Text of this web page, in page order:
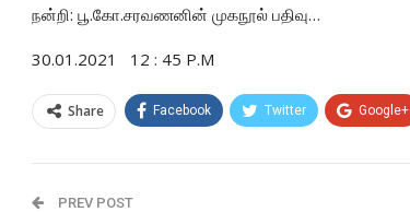
நன்றி: பூ.கோ.சரவணனின் முகநூல் பதிவு…
30.01.2021 12 : 45 P.M
Share Facebook Twitter Google+
PREV POST